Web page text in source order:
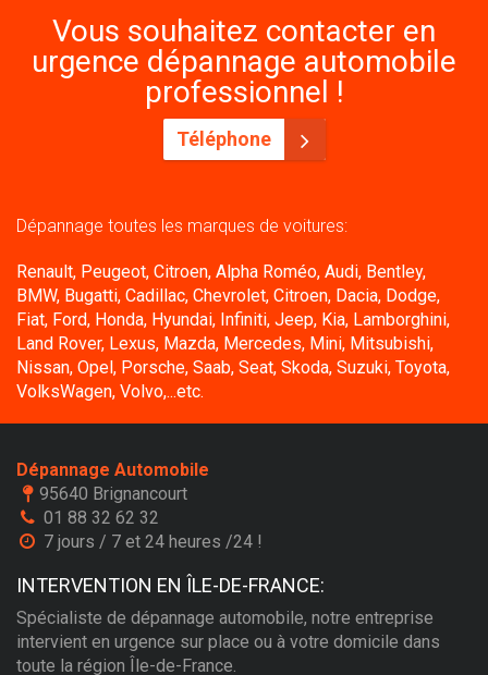
Vous souhaitez contacter en
urgence dépannage automobile
professionnel !
Téléphone
Dépannage toutes les marques de voitures:
Renault, Peugeot, Citroen, Alpha Roméo, Audi, Bentley,
BMW, Bugatti, Cadillac, Chevrolet, Citroen, Dacia, Dodge,
Fiat, Ford, Honda, Hyundai, Infiniti, Jeep, Kia, Lamborghini,
Land Rover, Lexus, Mazda, Mercedes, Mini, Mitsubishi,
Nissan, Opel, Porsche, Saab, Seat, Skoda, Suzuki, Toyota,
VolksWagen, Volvo,...etc.
Dépannage Automobile
95640 Brignancourt
01 88 32 62 32
7 jours / 7 et 24 heures /24 !
INTERVENTION EN ÎLE-DE-FRANCE:
Spécialiste de dépannage automobile, notre entreprise
intervient en urgence sur place ou à votre domicile dans
toute la région Île-de-France.